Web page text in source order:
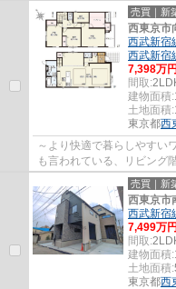
売買｜新
西東京
西武新宿
西武新宿
7,398万円
間取:
建物面積:
土地面積:
東京都西
～より快適で暮らしやすいワンランク
も言われている、リビング
に来ても、自然と挨拶を交
売買｜新
西東京
西武新宿
7,499万円
間取:
建物面積:
土地面積:
東京都西